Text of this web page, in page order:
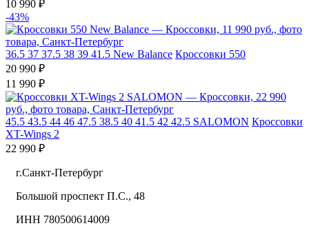
10 990 ₽
-43%
36.5 37 37.5 38 39 41.5 New Balance Кроссовки 550
20 990 ₽
11 990 ₽
45.5 43.5 44 46 47.5 38.5 40 41.5 42 42.5 SALOMON Кроссовки
XT-Wings 2
22 990 ₽
г.Санкт-Петербург
Большой проспект П.С., 48
ИНН 780500614009